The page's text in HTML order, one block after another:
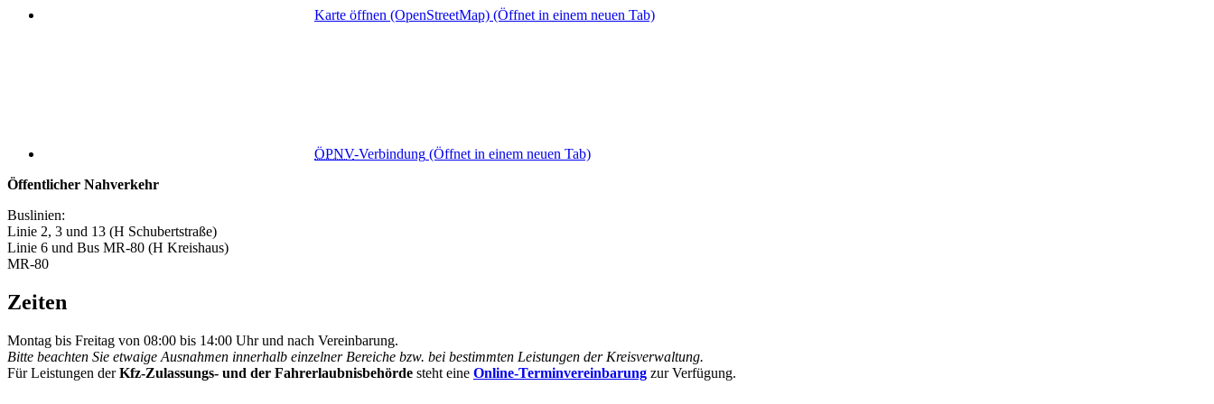
Karte öffnen (OpenStreetMap) (Öffnet in einem neuen Tab)
ÖPNV-Verbindung (Öffnet in einem neuen Tab)
Öffentlicher Nahverkehr
Buslinien:
Linie 2, 3 und 13 (H Schubertstraße)
Linie 6 und Bus MR-80 (H Kreishaus)
MR-80
Zeiten
Montag bis Freitag von 08:00 bis 14:00 Uhr und nach Vereinbarung.
Bitte beachten Sie etwaige Ausnahmen innerhalb einzelner Bereiche bzw. bei bestimmten Leistungen der Kreisverwaltung.
Für Leistungen derKfz-Zulassungs- und der Fahrerlaubnisbehörde steht eine Online-Terminvereinbarung zur Verfügung.